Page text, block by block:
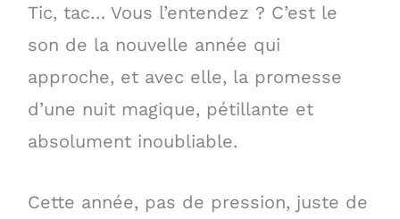
Tic, tac… Vous l’entendez ? C’est le
son de la nouvelle année qui
approche, et avec elle, la promesse
d’une nuit magique, pétillante et
absolument inoubliable.
Cette année, pas de pression, juste de